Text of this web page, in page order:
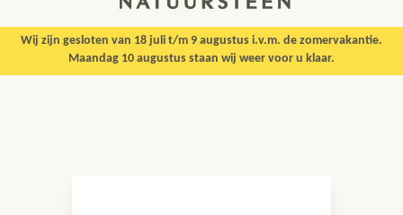
Wij zijn gesloten van 18 juli t/m 9 augustus i.v.m. de zomervakantie.
Maandag 10 augustus staan wij weer voor u klaar.